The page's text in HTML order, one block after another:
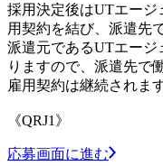
採用決定後はUTエージ
用契約を結び、派遣先
派遣元であるUTエージ
りますので、派遣先で
雇用契約は継続されます
《QRJ1》
応募画面に進む